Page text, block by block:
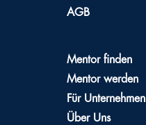
AGB
Mentor finden
Mentor werden
Für Unternehmen
Über Uns